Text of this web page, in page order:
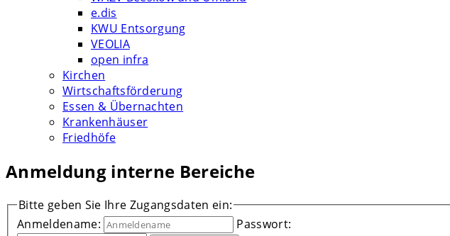
e.dis
KWU Entsorgung
VEOLIA
open infra
Kirchen
Wirtschaftsförderung
Essen & Übernachten
Krankenhäuser
Friedhöfe
Anmeldung interne Bereiche
Bitte geben Sie Ihre Zugangsdaten ein:
Anmeldename:
Passwort: